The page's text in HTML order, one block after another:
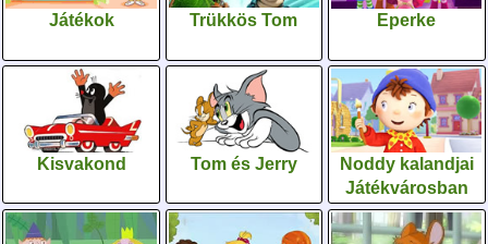
Játékok Trükkös Tom Eperke
Kisvakond Tom és Jerry
Noddy kalandjai
Játékvárosban